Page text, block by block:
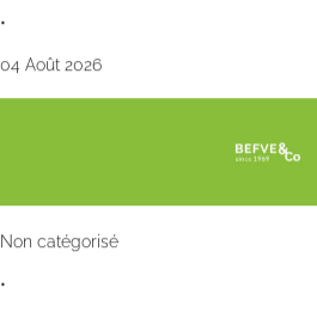
•
04 Août 2026
Non catégorisé
•